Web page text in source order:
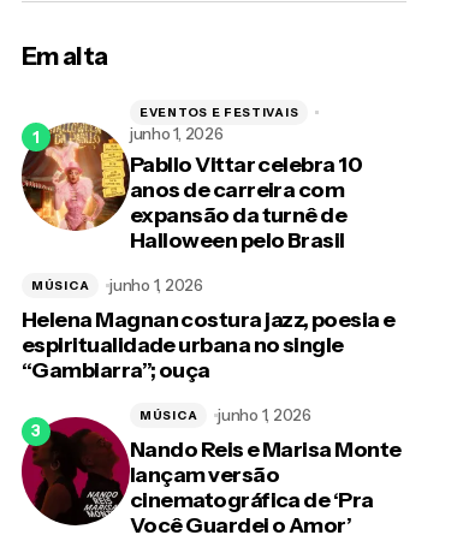
Em alta
Pabllo Vittar celebra 10
anos de carreira com
expansão da turnê de
Halloween pelo Brasil
EVENTOS E FESTIVAIS
junho 1, 2026
Helena Magnan costura jazz, poesia e
espiritualidade urbana no single
“Gambiarra”; ouça
MÚSICA junho 1, 2026
Nando Reis e Marisa Monte
lançam versão
cinematográfica de ‘Pra
Você Guardei o Amor’
MÚSICA junho 1, 2026